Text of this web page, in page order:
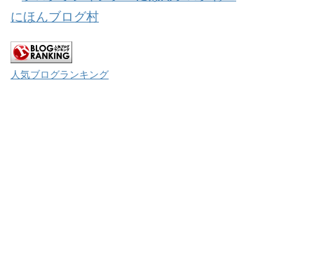
にほんブログ村
人気ブログランキング